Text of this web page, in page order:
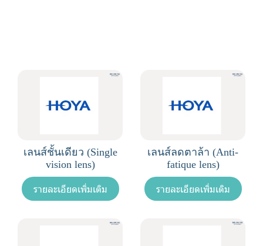
เลนส์ชั้นเดียว (Single
vision lens)
รายละเอียดเพิ่มเติม
เลนส์ลดตาล้า (Anti-
fatique lens)
รายละเอียดเพิ่มเติม